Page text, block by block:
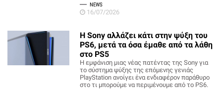
NEWS
16/07/2026
Η Sony αλλάζει κάτι στην ψύξη του
PS6, μετά τα όσα έμαθε από τα λάθη
στο PS5
Η εμφάνιση μιας νέας πατέντας της Sony για
το σύστημα ψύξης της επόμενης γενιάς
PlayStation ανοίγει ένα ενδιαφέρον παράθυρο
στο τι μπορούμε να περιμένουμε από το PS6.